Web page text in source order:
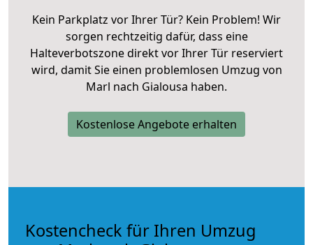
Kein Parkplatz vor Ihrer Tür? Kein Problem! Wir
sorgen rechtzeitig dafür, dass eine
Halteverbotszone direkt vor Ihrer Tür reserviert
wird, damit Sie einen problemlosen Umzug von
Marl nach Gialousa haben.
Kostenlose Angebote erhalten
Kostencheck für Ihren Umzug